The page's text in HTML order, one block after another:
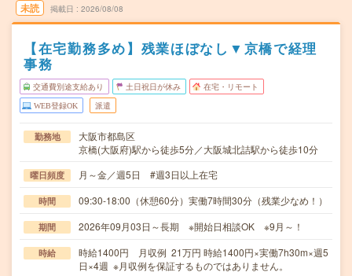
未読 掲載日 2026/08/08
【在宅勤務多め】残業ほぼなし▼京橋で経理
事務
交通費別途支給あり 土日祝日が休み 在宅・リモート
WEB登録OK 派遣
勤務地
大阪市都島区
京橋(大阪府)駅から徒歩5分／大阪城北詰駅から徒歩10分
曜日頻度 月～金／週5日 #週3日以上在宅
時間 09:30-18:00（休憩60分）実働7時間30分（残業少なめ！）
期間 2026年09月03日～長期 ※開始日相談OK ※9月～！
時給
時給1400円 月収例 21万円 時給1400円×実働7h30m×週5
日×4週 ※月収例を保証するものではありません。